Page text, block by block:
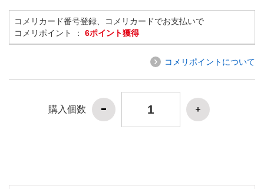
コメリカード番号登録、コメリカードでお支払いで
コメリポイント ： 6ポイント獲得
コメリポイントについて
購入個数